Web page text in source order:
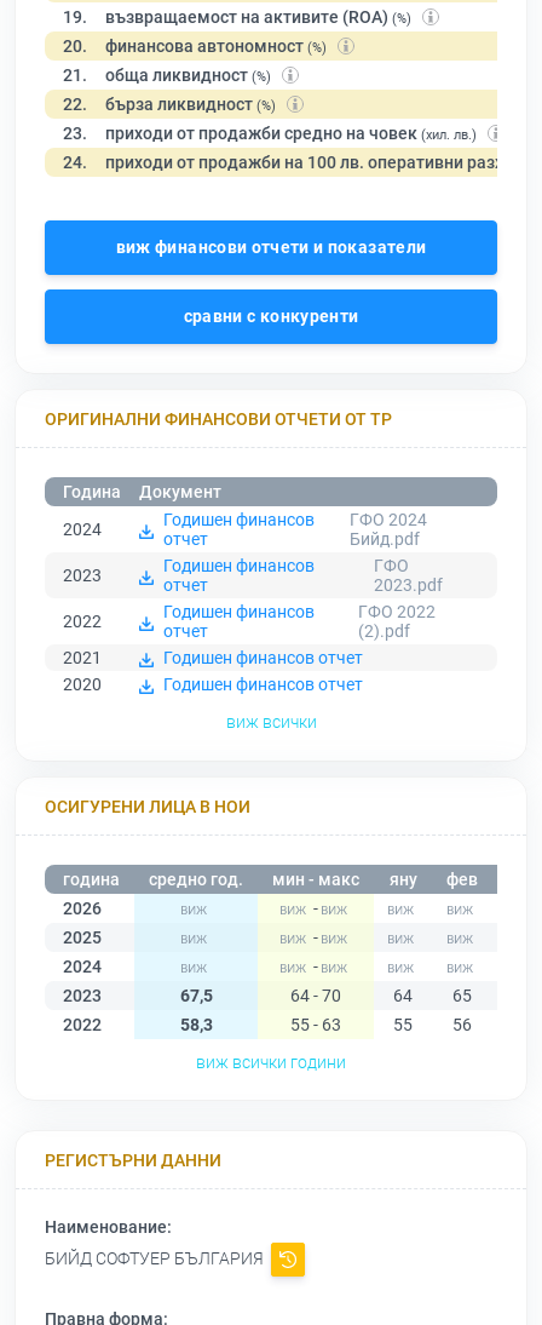
19. възвращаемост на активите (ROA) (%)
20. финансова автономност (%)
21. обща ликвидност (%)
22. бърза ликвидност (%)
23. приходи от продажби средно на човек (хил. лв.)
24. приходи от продажби на 100 лв. оперативни разходи
виж финансови отчети и показатели
сравни с конкуренти
ОРИГИНАЛНИ ФИНАНСОВИ ОТЧЕТИ ОТ ТР
Година
Документ
2024
Годишен финансов
отчет
ГФО 2024
Бийд.pdf
2023
Годишен финансов
отчет
ГФО
2023.pdf
2022
Годишен финансов
отчет
ГФО 2022
(2).pdf
2021
Годишен финансов отчет
2020
Годишен финансов отчет
виж всички
ОСИГУРЕНИ ЛИЦА В НОИ
година средно год. мин - макс яну фев
2026
-
2025
-
2024
-
2023
67,5 64 - 70 64 65
2022
58,3 55 - 63 55 56
виж всички години
РЕГИСТЪРНИ ДАННИ
Наименование:
БИЙД СОФТУЕР БЪЛГАРИЯ
Правна форма: